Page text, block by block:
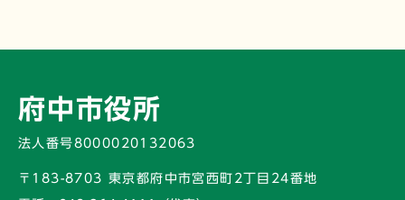
府中市役所
法人番号8000020132063
〒183-8703 東京都府中市宮西町2丁目24番地